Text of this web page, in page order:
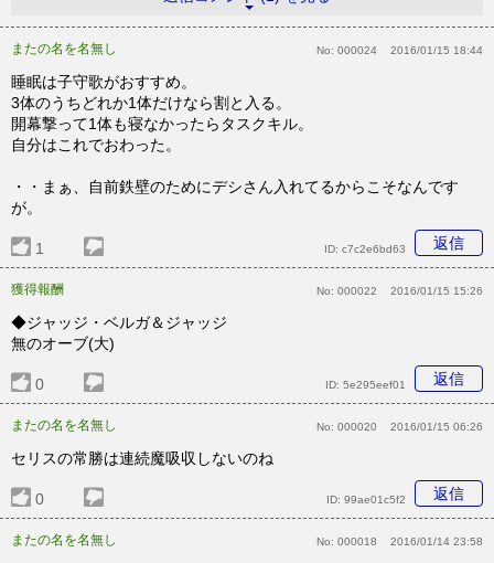
またの名を名無し No: 000024 2016/01/15 18:44
睡眠は子守歌がおすすめ。
3体のうちどれか1体だけなら割と入る。
開幕撃って1体も寝なかったらタスクキル。
自分はこれでおわった。
・・まぁ、自前鉄壁のためにデシさん入れてるからこそなんです
が。
1 返信
ID: c7c2e6bd63
獲得報酬 No: 000022 2016/01/15 15:26
◆ジャッジ・ベルガ＆ジャッジ
無のオーブ(大)
0 返信
ID: 5e295eef01
またの名を名無し No: 000020 2016/01/15 06:26
セリスの常勝は連続魔吸収しないのね
0 返信
ID: 99ae01c5f2
またの名を名無し No: 000018 2016/01/14 23:58